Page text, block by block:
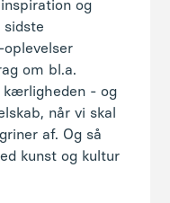
af. Og så
kunst og kultur
os, mens du
med mere af